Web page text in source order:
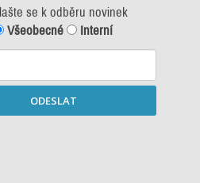
se k odběru novinek
Všeobecné
Interní
ODESLAT